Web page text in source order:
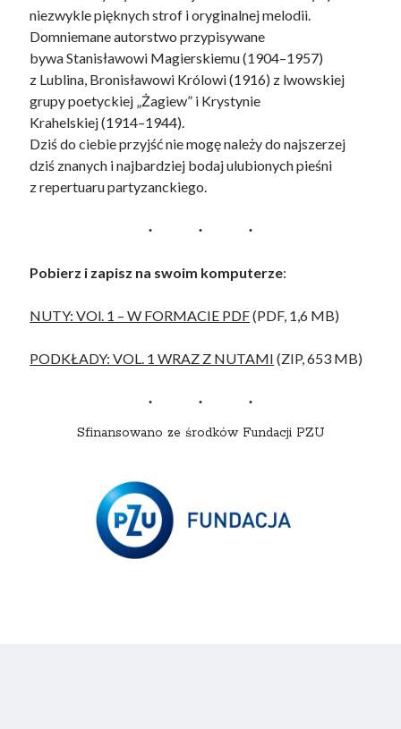
niezwykle pięknych strof i oryginalnej melodii.
Domniemane autorstwo przypisywane
bywa Stanisławowi Magierskiemu (1904–1957)
z Lublina, Bronisławowi Królowi (1916) z lwowskiej
grupy poetyckiej „Żagiew” i Krystynie
Krahelskiej (1914–1944).
Dziś do ciebie przyjść nie mogę należy do najszerzej
dziś znanych i najbardziej bodaj ulubionych pieśni
z repertuaru partyzanckiego.
Pobierz i zapisz na swoim komputerze:
NUTY: VOl. 1 – W FORMACIE PDF(PDF, 1,6 MB)
PODKŁADY: VOL. 1 WRAZ Z NUTAMI (ZIP, 653 MB)
Sfinansowano ze środków Fundacji PZU